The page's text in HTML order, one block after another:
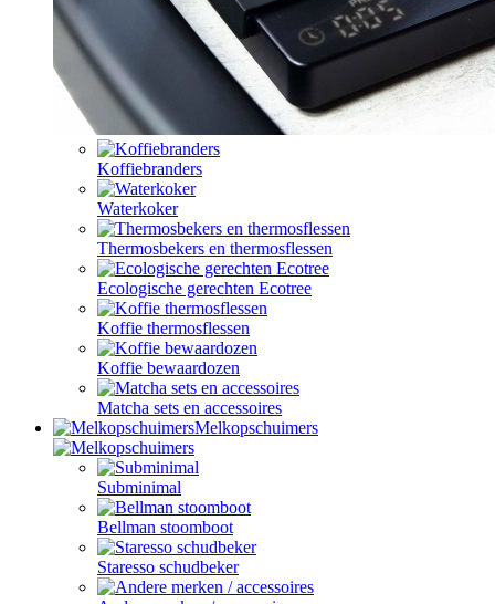
Koffiebranders
Waterkoker
Thermosbekers en thermosflessen
Ecologische gerechten Ecotree
Koffie thermosflessen
Koffie bewaardozen
Matcha sets en accessoires
Melkopschuimers
Subminimal
Bellman stoomboot
Staresso schudbeker